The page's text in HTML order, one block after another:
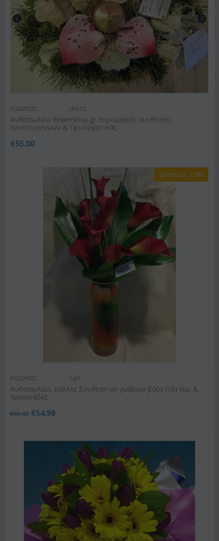
ΚΩΔΙΚΟΣ: chtr12
Ανθοπωλείο flowershop.gr Εορταστικές συνθέσεις
Χριστουγέννων & Πρωτοχρονιάς.
€55.00
Έκπτωση 15%
ΚΩΔΙΚΟΣ: Cal7
Ανθοπωλείο. Κάλλες Σύνθεση σε γυάλινο βάζο (10) τεμ. &
πρασινάδες
€65.00 €54.99